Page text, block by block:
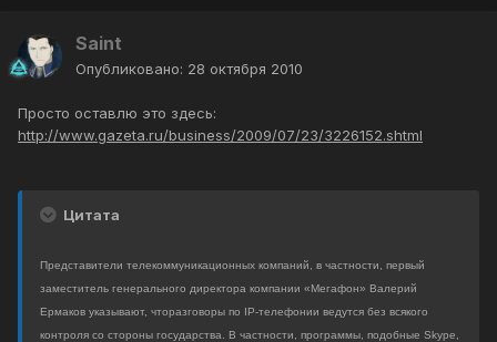
Saint
Опубликовано: 28 октября 2010
Просто оставлю это здесь:
http://www.gazeta.ru/business/2009/07/23/3226152.shtml
Цитата
Представители телекоммуникационных компаний, в частности, первый
заместитель генерального директора компании «Мегафон» Валерий
Ермаков указывают, чторазговоры по IP-телефонии ведутся без всякого
контроля со стороны государства. В частности, программы, подобные Skype,